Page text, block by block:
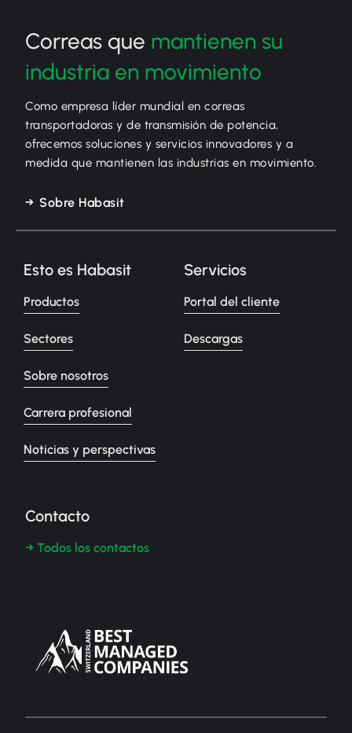
Correas que mantienen su
industria en movimiento
Como empresa líder mundial en correas
transportadoras y de transmisión de potencia,
ofrecemos soluciones y servicios innovadores y a
medida que mantienen las industrias en movimiento.
Sobre Habasit
Esto es Habasit
Productos
Sectores
Sobre nosotros
Carrera profesional
Noticias y perspectivas
Servicios
Portal del cliente
Descargas
Contacto
→ Todos los contactos